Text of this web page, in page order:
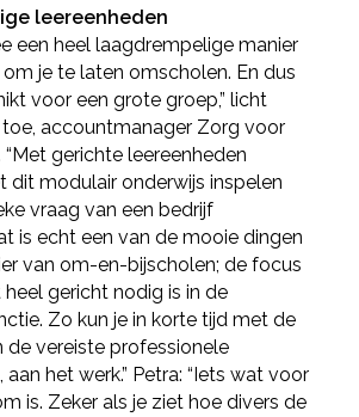
leereenheden
een heel laagdrempelige manier
je te laten omscholen. En dus
voor een grote groep,” licht
toe, accountmanager Zorg voor
gerichte leereenheden
dit modulair onderwijs inspelen
vraag van een bedrijf
is echt een van de mooie dingen
van om-en-bijscholen; de focus
gericht nodig is in de
Zo kun je in korte tijd met de
de vereiste professionele
het werk.” Petra: “Iets wat voor
is. Zeker als je ziet hoe divers de